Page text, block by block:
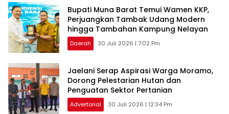
‎Bupati Muna Barat Temui Wamen KKP,
Perjuangkan Tambak Udang Modern
hingga Tambahan Kampung Nelayan
Daerah 30 Juli 2026 | 7:02 Pm
Jaelani Serap Aspirasi Warga Moramo,
Dorong Pelestarian Hutan dan
Penguatan Sektor Pertanian
Advertorial 30 Juli 2026 | 12:34 Pm